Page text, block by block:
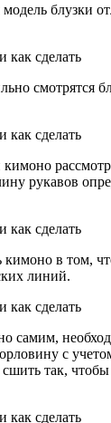
модель блузки
смотрятся
кимоно
рукавов
кимоно в том,
линий.
самим,
с
так,